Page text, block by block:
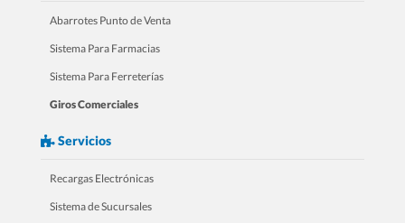
Abarrotes Punto de Venta
Sistema Para Farmacias
Sistema Para Ferreterías
Giros Comerciales
Servicios
Recargas Electrónicas
Sistema de Sucursales